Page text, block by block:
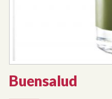
Buensalud